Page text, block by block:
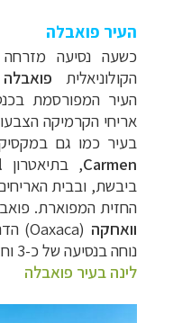
העיר פואבלה
כשעה נסיעה
הקולוניאלית פואבלה
העיר המפורסמת
אריחי הקרמיקה
בעיר כמו גם
Carmen, בתיאטרון
ביבשת, ובבית
החזית המפוארת.
וואחקה (
Oaxaca
)
נוחה בנסיעה של כ-3 וחצי שעות.
לינה בעיר פואבלה